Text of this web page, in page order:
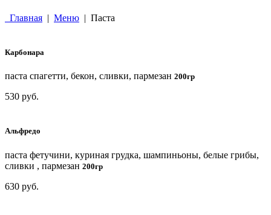
Главная | Меню | Паста
Карбонара
паста спагетти, бекон, сливки, пармезан 200гр
530 руб.
Альфредо
паста фетучини, куриная грудка, шампиньоны, белые грибы,
сливки , пармезан 200гр
630 руб.